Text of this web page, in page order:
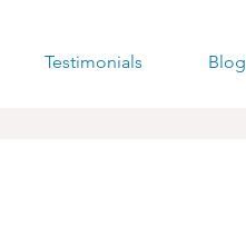
Testimonials Blog